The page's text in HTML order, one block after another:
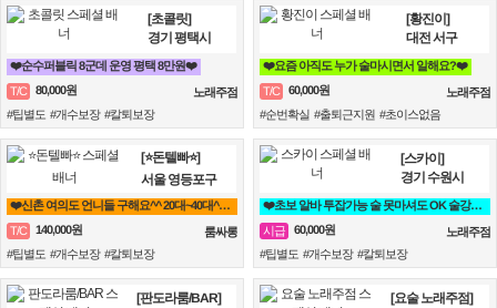
[초콜릿]
경기 평택시
❤️순수퍼블릭 8군데 운영 평택 8만원❤️
T/C
80,000원
노래주점
#팁별도 #개수보장 #칼퇴보장
[황진이]
대전 서구
❤️요즘 아직도 누가 술마시면서 일해요?❤️
T/C
60,000원
노래주점
#순번확실 #출퇴근지원 #초이스없음
[⭐돈텔빠⭐]
서울 영등포구
❤️신촌 여의도 언니들 구해요^^ 20대~40대^^ 착한 언니들 에이스 환영❤️
T/C
140,000원
룸싸롱
#팁별도 #개수보장 #칼퇴보장
[스카이]
경기 수원시
❤️초보 알바 투잡가능 술 못마셔도 OK 술강요X 안드셔도 됩니다.❤️
시급
60,000원
노래주점
#팁별도 #개수보장 #칼퇴보장
[판도라룸/BAR]
[요술 노래주점]